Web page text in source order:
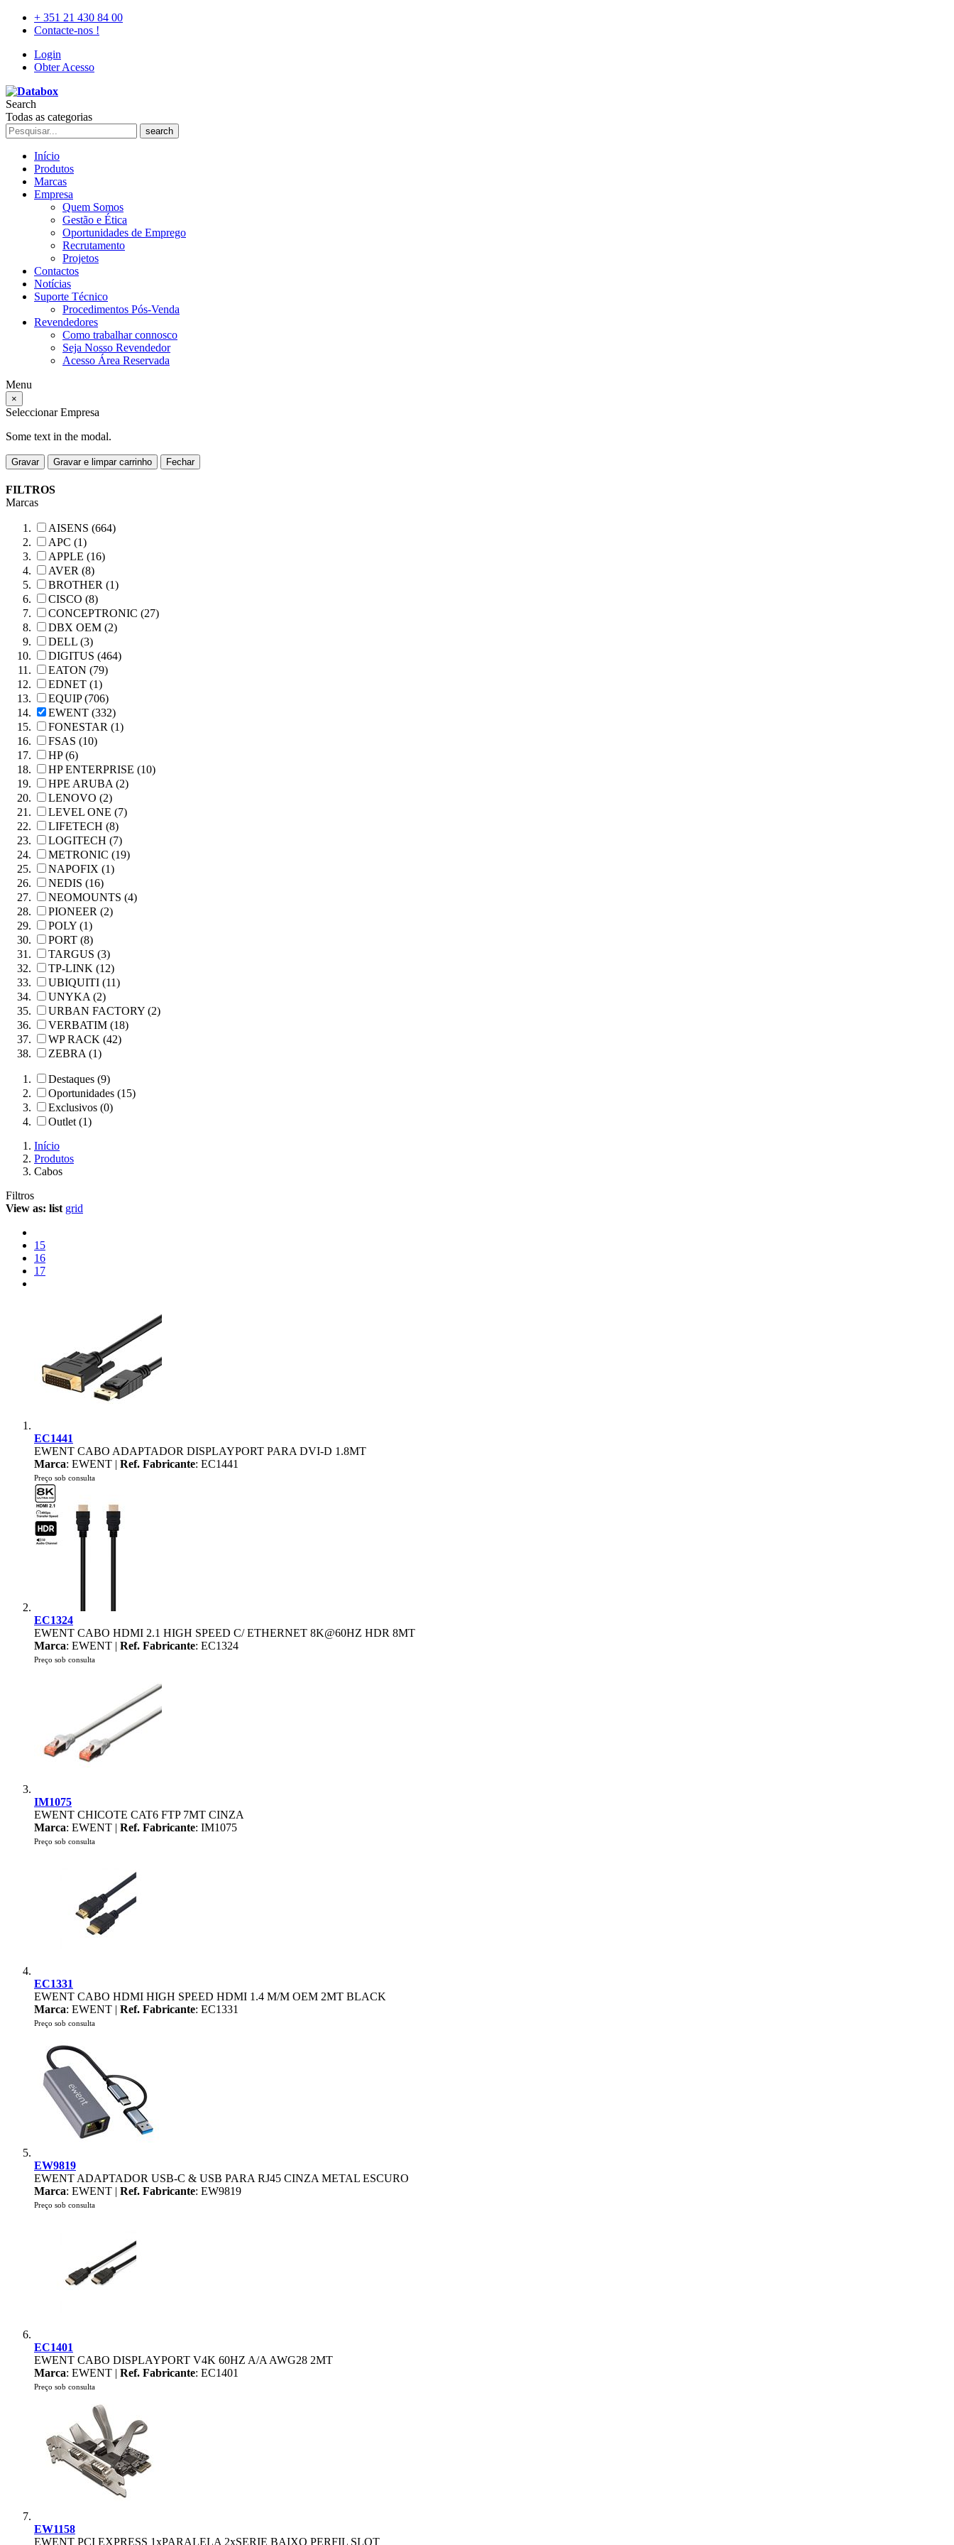
+ 351 21 430 84 00
Contacte-nos !
Login
Obter Acesso
Search
Todas as categorias
search
Início
Produtos
Marcas
Empresa
Quem Somos
Gestão e Ética
Oportunidades de Emprego
Recrutamento
Projetos
Contactos
Notícias
Suporte Técnico
Procedimentos Pós-Venda
Revendedores
Como trabalhar connosco
Seja Nosso Revendedor
Acesso Área Reservada
Menu
×
Seleccionar Empresa
Some text in the modal.
Gravar Gravar e limpar carrinho Fechar
FILTROS
Marcas
AISENS (664)
APC (1)
APPLE (16)
AVER (8)
BROTHER (1)
CISCO (8)
CONCEPTRONIC (27)
DBX OEM (2)
DELL (3)
DIGITUS (464)
EATON (79)
EDNET (1)
EQUIP (706)
EWENT (332)
FONESTAR (1)
FSAS (10)
HP (6)
HP ENTERPRISE (10)
HPE ARUBA (2)
LENOVO (2)
LEVEL ONE (7)
LIFETECH (8)
LOGITECH (7)
METRONIC (19)
NAPOFIX (1)
NEDIS (16)
NEOMOUNTS (4)
PIONEER (2)
POLY (1)
PORT (8)
TARGUS (3)
TP-LINK (12)
UBIQUITI (11)
UNYKA (2)
URBAN FACTORY (2)
VERBATIM (18)
WP RACK (42)
ZEBRA (1)
Destaques (9)
Oportunidades (15)
Exclusivos (0)
Outlet (1)
Início
Produtos
Cabos
Filtros
View as: list grid
15
16
17
EC1441
EWENT CABO ADAPTADOR DISPLAYPORT PARA DVI-D 1.8MT
Marca: EWENT | Ref. Fabricante: EC1441
Preço sob consulta
EC1324
EWENT CABO HDMI 2.1 HIGH SPEED C/ ETHERNET 8K@60HZ HDR 8MT
Marca: EWENT | Ref. Fabricante: EC1324
Preço sob consulta
IM1075
EWENT CHICOTE CAT6 FTP 7MT CINZA
Marca: EWENT | Ref. Fabricante: IM1075
Preço sob consulta
EC1331
EWENT CABO HDMI HIGH SPEED HDMI 1.4 M/M OEM 2MT BLACK
Marca: EWENT | Ref. Fabricante: EC1331
Preço sob consulta
EW9819
EWENT ADAPTADOR USB-C & USB PARA RJ45 CINZA METAL ESCURO
Marca: EWENT | Ref. Fabricante: EW9819
Preço sob consulta
EC1401
EWENT CABO DISPLAYPORT V4K 60HZ A/A AWG28 2MT
Marca: EWENT | Ref. Fabricante: EC1401
Preço sob consulta
EW1158
EWENT PCI EXPRESS 1xPARALELA 2xSERIE BAIXO PERFIL SLOT